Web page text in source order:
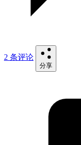
2 条评论
分享